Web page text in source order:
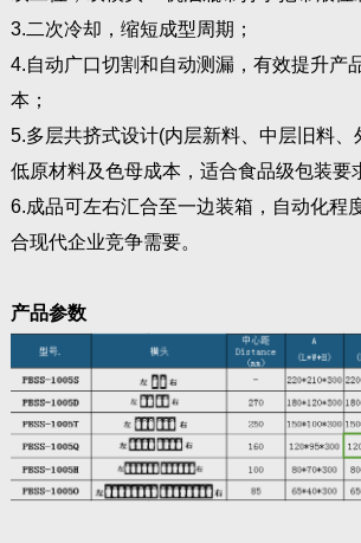
3.二次冷却，缩短成型周期；
4.自动广口切割和自动测漏，有效提升产
本；
5.多层共挤式设计(内层新料、中层旧料、
低原材料及色母成本，适合食品级包装要
6.成品可左右汇合至一边装箱，自动化程
合现代企业竞争需要。
产品参数